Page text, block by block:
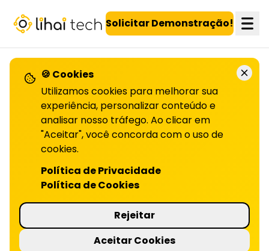
LiHai - Página inicial Solicitar Demonstração!
VOLTAR PARA O BLOG
Personalização de
campanhas com IA e
redução de churn
| LIHAI
Descubra como a IA personaliza campanhas,
reduz churn e aumenta conversões. Leia o
artigo completo!
🍪 Cookies
Utilizamos cookies para melhorar sua
experiência, personalizar conteúdo e
analisar nosso tráfego. Ao clicar em
"Aceitar", você concorda com o uso de
cookies.
Política de Privacidade
Política de Cookies
Rejeitar
Aceitar Cookies